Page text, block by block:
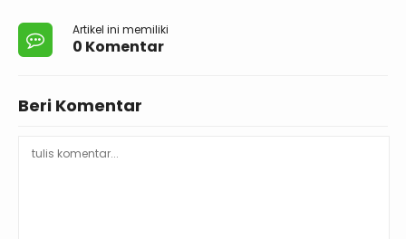
Artikel ini memiliki
0 Komentar
Beri Komentar